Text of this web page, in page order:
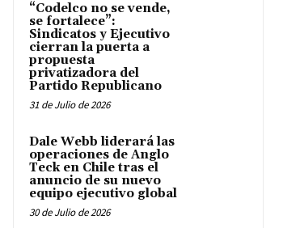
“Codelco no se vende,
se fortalece”:
Sindicatos y Ejecutivo
cierran la puerta a
propuesta
privatizadora del
Partido Republicano
31 de Julio de 2026
Dale Webb liderará las
operaciones de Anglo
Teck en Chile tras el
anuncio de su nuevo
equipo ejecutivo global
30 de Julio de 2026